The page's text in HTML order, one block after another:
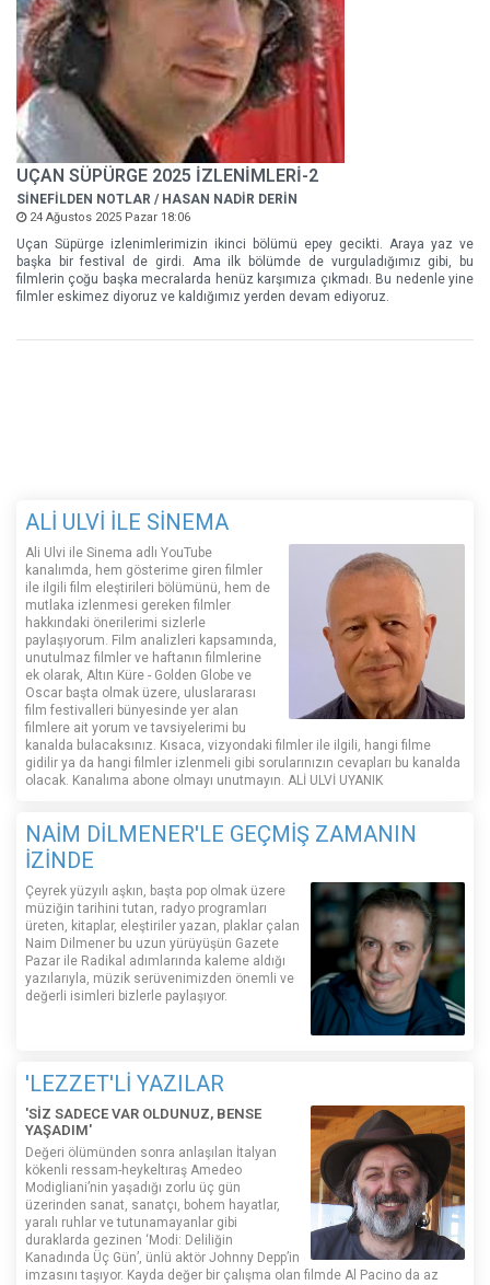
UÇAN SÜPÜRGE 2025 İZLENİMLERİ-2
SİNEFİLDEN NOTLAR / HASAN NADİR DERİN
24 Ağustos 2025 Pazar 18:06
Uçan Süpürge izlenimlerimizin ikinci bölümü epey gecikti. Araya yaz ve
başka bir festival de girdi. Ama ilk bölümde de vurguladığımız gibi, bu
filmlerin çoğu başka mecralarda henüz karşımıza çıkmadı. Bu nedenle yine
filmler eskimez diyoruz ve kaldığımız yerden devam ediyoruz.
ALİ ULVİ İLE SİNEMA
Ali Ulvi ile Sinema adlı YouTube
kanalımda, hem gösterime giren filmler
ile ilgili film eleştirileri bölümünü, hem de
mutlaka izlenmesi gereken filmler
hakkındaki önerilerimi sizlerle
paylaşıyorum. Film analizleri kapsamında,
unutulmaz filmler ve haftanın filmlerine
ek olarak, Altın Küre - Golden Globe ve
Oscar başta olmak üzere, uluslararası
film festivalleri bünyesinde yer alan
filmlere ait yorum ve tavsiyelerimi bu
kanalda bulacaksınız. Kısaca, vizyondaki filmler ile ilgili, hangi filme
gidilir ya da hangi filmler izlenmeli gibi sorularınızın cevapları bu kanalda
olacak. Kanalıma abone olmayı unutmayın. ALİ ULVİ UYANIK
NAİM DİLMENER'LE GEÇMİŞ ZAMANIN
İZİNDE
Çeyrek yüzyılı aşkın, başta pop olmak üzere
müziğin tarihini tutan, radyo programları
üreten, kitaplar, eleştiriler yazan, plaklar çalan
Naim Dilmener bu uzun yürüyüşün Gazete
Pazar ile Radikal adımlarında kaleme aldığı
yazılarıyla, müzik serüvenimizden önemli ve
değerli isimleri bizlerle paylaşıyor.
'LEZZET'Lİ YAZILAR
'SİZ SADECE VAR OLDUNUZ, BENSE
YAŞADIM'
Değeri ölümünden sonra anlaşılan İtalyan
kökenli ressam-heykeltıraş Amedeo
Modigliani’nin yaşadığı zorlu üç gün
üzerinden sanat, sanatçı, bohem hayatlar,
yaralı ruhlar ve tutunamayanlar gibi
duraklarda gezinen ‘Modi: Deliliğin
Kanadında Üç Gün’, ünlü aktör Johnny Depp’in
imzasını taşıyor. Kayda değer bir çalışma olan filmde Al Pacino da az